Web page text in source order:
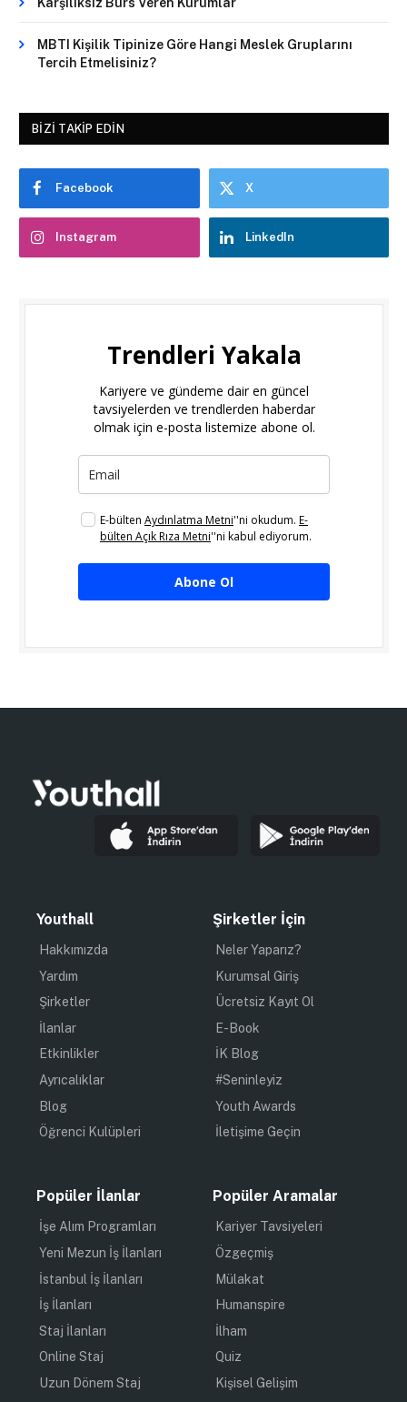
MBTI Kişilik Tipinize Göre Hangi Meslek Gruplarını
Tercih Etmelisiniz?
BIZI TAKIP EDIN
Facebook X
Instagram LinkedIn
Trendleri Yakala
Kariyere ve gündeme dair en güncel
tavsiyelerden ve trendlerden haberdar
olmak için e-posta listemize abone ol.
E-bülten Aydınlatma Metni''ni okudum. E-
bülten Açık Rıza Metni''ni kabul ediyorum.
Abone Ol
Youthall
Hakkımızda
Yardım
Şirketler
İlanlar
Etkinlikler
Ayrıcalıklar
Blog
Öğrenci Kulüpleri
Şirketler İçin
Neler Yaparız?
Kurumsal Giriş
Ücretsiz Kayıt Ol
E-Book
İK Blog
#Seninleyiz
Youth Awards
İletişime Geçin
Popüler İlanlar
İşe Alım Programları
Yeni Mezun İş İlanları
İstanbul İş İlanları
İş İlanları
Staj İlanları
Online Staj
Uzun Dönem Staj
Popüler Aramalar
Kariyer Tavsiyeleri
Özgeçmiş
Mülakat
Humanspire
İlham
Quiz
Kişisel Gelişim